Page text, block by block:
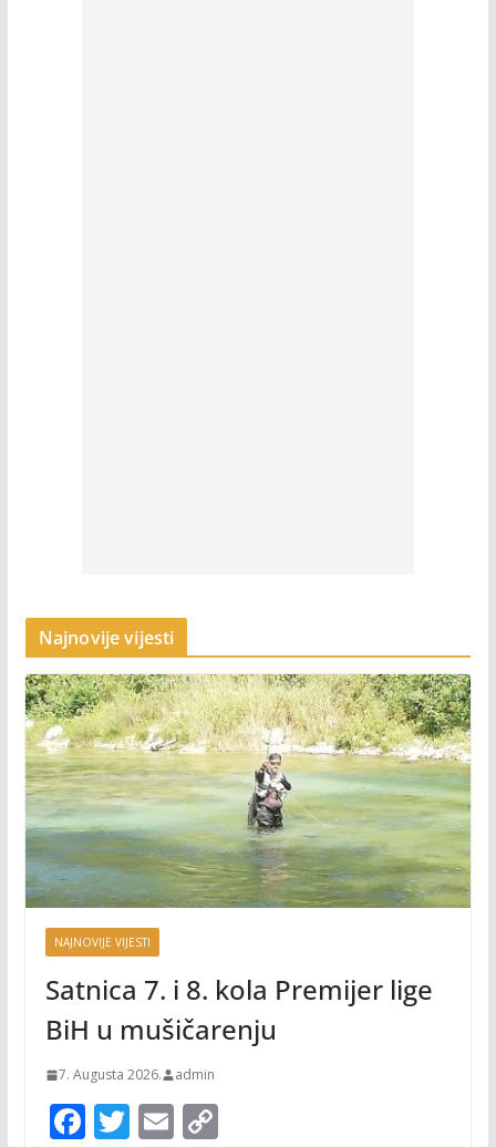
Najnovije vijesti
NAJNOVIJE VIJESTI
Satnica 7. i 8. kola Premijer lige
BiH u mušičarenju
7. Augusta 2026. admin
F T E C